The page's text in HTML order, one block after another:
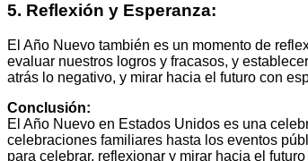
5. Reflexión y Esperanza:
El Año Nuevo también es un momento de
evaluar nuestros logros y fracasos, y
atrás lo negativo, y mirar hacia el futuro con
Conclusión:
El Año Nuevo en Estados Unidos es una
celebraciones familiares hasta los eventos
para celebrar, reflexionar y mirar hacia el